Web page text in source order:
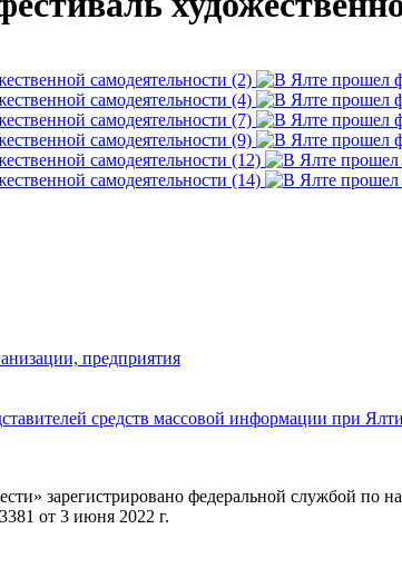
предприятия
средств массовой информации при
зарегистрировано федеральной службой
от 3 июня 2022 г.